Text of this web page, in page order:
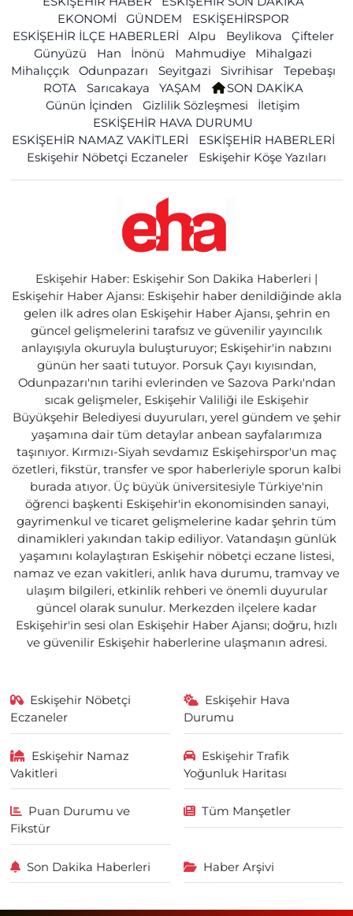
EKONOMİ
GÜNDEM
ESKİŞEHİRSPOR
ESKİŞEHİR İLÇE HABERLERİ
Alpu Beylikova
Çifteler
Günyüzü
Han İnönü Mahmudiye
Mihalgazi
Mihalıççık
Odunpazarı Seyitgazi Sivrihisar
Tepebaşı
ROTA
Sarıcakaya YAŞAM
SON DAKİKA
Günün İçinden
Gizlilik Sözleşmesi
İletişim
ESKİŞEHİR HAVA DURUMU
ESKİŞEHİR NAMAZ VAKİTLERİ
ESKİŞEHİR HABERLERİ
Eskişehir Nöbetçi Eczaneler
Eskişehir Köşe Yazıları
Eskişehir Haber: Eskişehir Son Dakika Haberleri |
Eskişehir Haber Ajansı: Eskişehir haber denildiğinde akla
gelen ilk adres olan Eskişehir Haber Ajansı, şehrin en
güncel gelişmelerini tarafsız ve güvenilir yayıncılık
anlayışıyla okuruyla buluşturuyor; Eskişehir'in nabzını
günün her saati tutuyor. Porsuk Çayı kıyısından,
Odunpazarı'nın tarihi evlerinden ve Sazova Parkı'ndan
sıcak gelişmeler, Eskişehir Valiliği ile Eskişehir
Büyükşehir Belediyesi duyuruları, yerel gündem ve şehir
yaşamına dair tüm detaylar anbean sayfalarımıza
taşınıyor. Kırmızı-Siyah sevdamız Eskişehirspor'un maç
özetleri, fikstür, transfer ve spor haberleriyle sporun kalbi
burada atıyor. Üç büyük üniversitesiyle Türkiye'nin
öğrenci başkenti Eskişehir'in ekonomisinden sanayi,
gayrimenkul ve ticaret gelişmelerine kadar şehrin tüm
dinamikleri yakından takip ediliyor. Vatandaşın günlük
yaşamını kolaylaştıran Eskişehir nöbetçi eczane listesi,
namaz ve ezan vakitleri, anlık hava durumu, tramvay ve
ulaşım bilgileri, etkinlik rehberi ve önemli duyurular
güncel olarak sunulur. Merkezden ilçelere kadar
Eskişehir'in sesi olan Eskişehir Haber Ajansı; doğru, hızlı
ve güvenilir Eskişehir haberlerine ulaşmanın adresi.
Eskişehir Nöbetçi
Eczaneler
Eskişehir Hava
Durumu
Eskişehir Namaz
Vakitleri
Eskişehir Trafik
Yoğunluk Haritası
Puan Durumu ve
Fikstür
Tüm Manşetler
Son Dakika Haberleri Haber Arşivi